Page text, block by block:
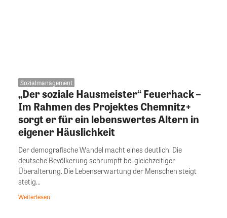
Sozialmanagement
„Der soziale Hausmeister“ Feuerhack –
Im Rahmen des Projektes Chemnitz+
sorgt er für ein lebenswertes Altern in
eigener Häuslichkeit
Der demografische Wandel macht eines deutlich: Die
deutsche Bevölkerung schrumpft bei gleichzeitiger
Überalterung. Die Lebenserwartung der Menschen steigt
stetig...
Weiterlesen